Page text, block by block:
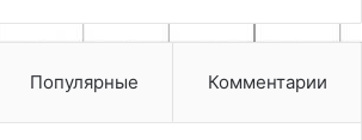
Популярные Комментарии